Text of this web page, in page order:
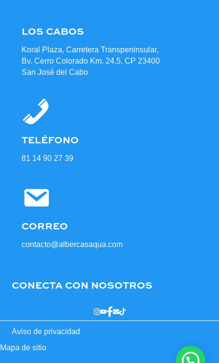
LOS CABOS
Koral Plaza, Carretera Transpeninsular,
Bv. Cerro Colorado Km. 24.5, CP 23400
San José del Cabo
TELÉFONO
81 14 90 27 39
CORREO
contacto@albercasaqua.com
CONECTA CON NOSOTROS
Aviso de privacidad
Mapa de sitio